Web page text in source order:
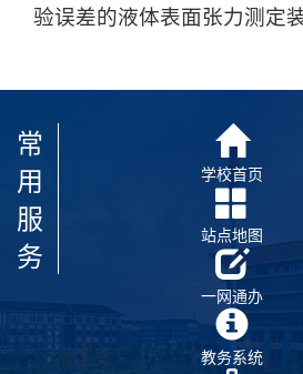
验误差的液体表面张力测定
常
用
服
务
学校首页
站点地图
一网通办
教务系统